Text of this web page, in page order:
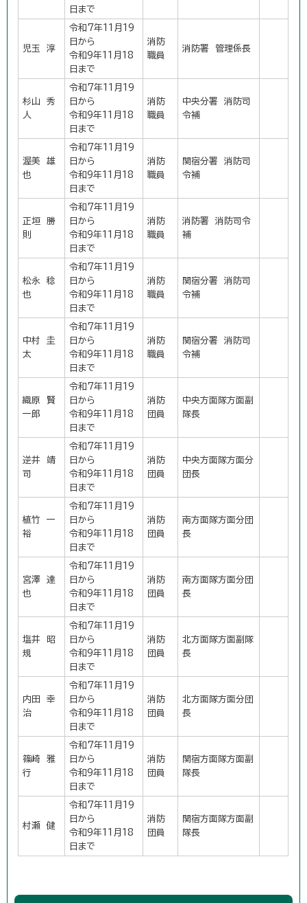
日まで
児玉 淳
令和7年11月19
日から
令和9年11月18
日まで
消防
職員
消防署 管理係長
杉山 秀
人
令和7年11月19
日から
令和9年11月18
日まで
消防
職員
中央分署 消防司
令補
渥美 雄
也
令和7年11月19
日から
令和9年11月18
日まで
消防
職員
関宿分署 消防司
令補
正垣 勝
則
令和7年11月19
日から
令和9年11月18
日まで
消防
職員
消防署 消防司令
補
松永 稔
也
令和7年11月19
日から
令和9年11月18
日まで
消防
職員
関宿分署 消防司
令補
中村 圭
太
令和7年11月19
日から
令和9年11月18
日まで
消防
職員
関宿分署 消防司
令補
織原 賢
一郎
令和7年11月19
日から
令和9年11月18
日まで
消防
団員
中央方面隊方面副
隊長
逆井 靖
司
令和7年11月19
日から
令和9年11月18
日まで
消防
団員
中央方面隊方面分
団長
植竹 一
裕
令和7年11月19
日から
令和9年11月18
日まで
消防
団員
南方面隊方面分団
長
宮澤 達
也
令和7年11月19
日から
令和9年11月18
日まで
消防
団員
南方面隊方面分団
長
塩井 昭
規
令和7年11月19
日から
令和9年11月18
日まで
消防
団員
北方面隊方面副隊
長
内田 幸
治
令和7年11月19
日から
令和9年11月18
日まで
消防
団員
北方面隊方面分団
長
篠崎 雅
行
令和7年11月19
日から
令和9年11月18
日まで
消防
団員
関宿方面隊方面副
隊長
村瀬 健
令和7年11月19
日から
令和9年11月18
日まで
消防
団員
関宿方面隊方面副
隊長